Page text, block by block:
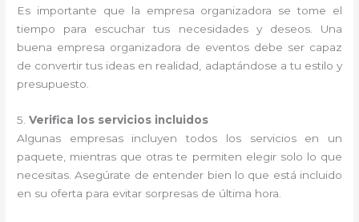
Es importante que la empresa organizadora se tome el
tiempo para escuchar tus necesidades y deseos. Una
buena empresa organizadora de eventos debe ser capaz
de convertir tus ideas en realidad, adaptándose a tu estilo y
presupuesto.
5.Verifica los servicios incluidos
Algunas empresas incluyen todos los servicios en un
paquete, mientras que otras te permiten elegir solo lo que
necesitas. Asegúrate de entender bien lo que está incluido
en su oferta para evitar sorpresas de última hora.